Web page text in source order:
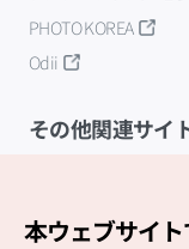
PHOTO KOREA
Odii
その他関連サイ
本ウェブサイト